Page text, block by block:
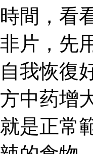
時間，看
非片，先
自我恢復
方中药增
就是正常